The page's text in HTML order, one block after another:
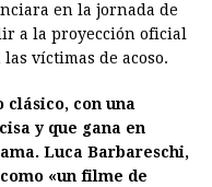
en la jornada de
a la proyección oficial
víctimas de acoso.
clásico, con una
y que gana en
Luca Barbareschi,
«un filme de